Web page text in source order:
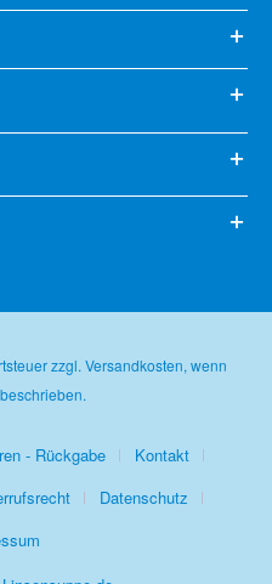
zzgl. Versandkosten, wenn
- Rückgabe
Kontakt
Datenschutz